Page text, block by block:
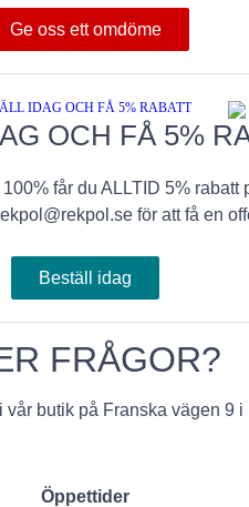
Ge oss ett omdöme
OCH FÅ 5%
får du ALLTID 5% rabatt
för att få en
Beställ idag
FRÅGOR?
vår butik på Franska vägen 9 i
Öppettider